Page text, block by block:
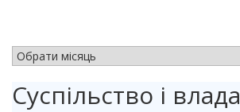
Суспільство і влада